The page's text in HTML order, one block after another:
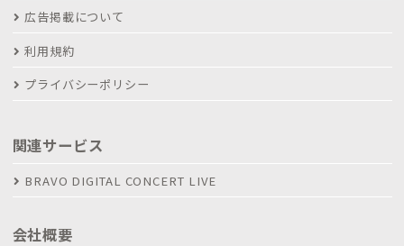
広告掲載について
利用規約
プライバシーポリシー
関連サービス
BRAVO DIGITAL CONCERT LIVE
会社概要